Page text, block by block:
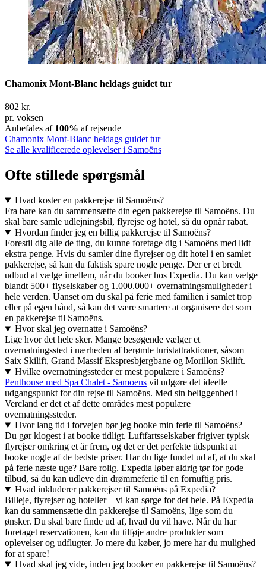
Chamonix Mont-Blanc heldags guidet tur
802 kr.
pr. voksen
Anbefales af 100% af rejsende
Chamonix Mont-Blanc heldags guidet tur
Se alle kvalificerede oplevelser i Samoëns
Ofte stillede spørgsmål
Hvad koster en pakkerejse til Samoëns?
Fra bare kan du sammensætte din egen pakkerejse til Samoëns. Du
skal bare samle udlejningsbil, flyrejse og hotel, så du opnår rabat.
Hvordan finder jeg en billig pakkerejse til Samoëns?
Forestil dig alle de ting, du kunne foretage dig i Samoëns med lidt
ekstra penge. Hvis du samler dine flyrejser og dit hotel i en samlet
pakkerejse, så kan du faktisk spare nogle penge. Der er et bredt
udbud at vælge imellem, når du booker hos Expedia. Du kan vælge
blandt 500+ flyselskaber og 1.000.000+ overnatningsmuligheder i
hele verden. Uanset om du skal på ferie med familien i samlet trop
eller på egen hånd, så kan det være smartere at organisere det som
en pakkerejse til Samoëns.
Hvor skal jeg overnatte i Samoëns?
Lige hvor det hele sker. Mange besøgende vælger et
overnatningssted i nærheden af berømte turistattraktioner, såsom
Saix Skilift, Grand Massif Ekspresbjergbane og Morillon Skilift.
Hvilke overnatningssteder er mest populære i Samoëns?
Penthouse med Spa Chalet - Samoens vil udgøre det ideelle
udgangspunkt for din rejse til Samoëns. Med sin beliggenhed i
Vercland er det et af dette områdes mest populære
overnatningssteder.
Hvor lang tid i forvejen bør jeg booke min ferie til Samoëns?
Du gør klogest i at booke tidligt. Luftfartsselskaber frigiver typisk
flyrejser omkring et år frem, og det er det perfekte tidspunkt at
booke nogle af de bedste priser. Har du lige fundet ud af, at du skal
på ferie næste uge? Bare rolig. Expedia løber aldrig tør for gode
tilbud, så du kan udleve din drømmeferie til en fornuftig pris.
Hvad inkluderer pakkerejser til Samoëns på Expedia?
Billeje, flyrejser og hoteller – vi kan sørge for det hele. På Expedia
kan du sammensætte din pakkerejse til Samoëns, lige som du
ønsker. Du skal bare finde ud af, hvad du vil have. Når du har
foretaget reservationen, kan du tilføje andre produkter som
oplevelser og udflugter. Jo mere du køber, jo mere har du mulighed
for at spare!
Hvad skal jeg vide, inden jeg booker en pakkerejse til Samoëns?